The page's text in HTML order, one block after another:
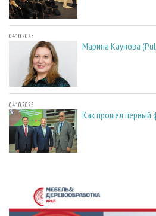
04.10.2025
Марина Каунова
04.10.2025
Как прошел первый